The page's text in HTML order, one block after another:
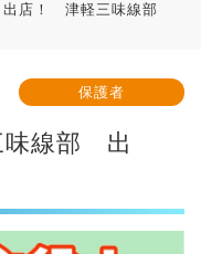
店！ 津軽三味線部
線部 出